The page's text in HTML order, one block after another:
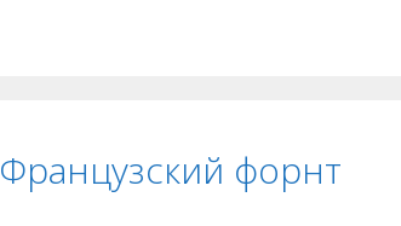
Французский форнт